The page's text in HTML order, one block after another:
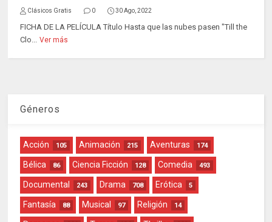
Clásicos Gratis 0 30 Ago, 2022
FICHA DE LA PELÍCULA Título Hasta que las nubes pasen "Till the
Clo... Ver más
Géneros
Acción 105 Animación 215 Aventuras 174
Bélica 86 Ciencia Ficción 128 Comedia 493
Documental 243 Drama 708 Erótica 5
Fantasía 88 Musical 97 Religión 14